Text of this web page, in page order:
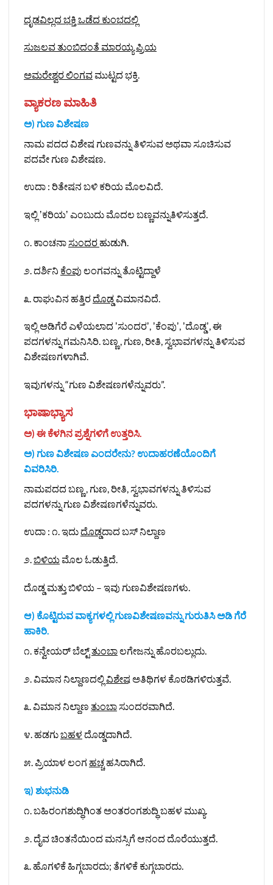
ದೃಢವಿಲ್ಲದ ಭಕ್ತಿ ಒಡೆದ ಕುಂಭದಲ್ಲಿ
ಸುಜಲವ ತುಂಬಿದಂತೆ ಮಾರಯ್ಯ ಪ್ರಿಯ
ಅಮರೇಶ್ವರ ಲಿಂಗವಮುಟ್ಟದ ಭಕ್ತಿ.
ವ್ಯಾಕರಣ ಮಾಹಿತಿ
ಅ) ಗುಣ ವಿಶೇಷಣ
ನಾಮ ಪದದ ವಿಶೇಷ ಗುಣವನ್ನು ತಿಳಿಸುವ ಅಥವಾ ಸೂಚಿಸುವ
ಪದವೇ ಗುಣ ವಿಶೇಷಣ.
ಉದಾ : ರಿತೇಷನ ಬಳಿ ಕರಿಯ ಮೊಲವಿದೆ.
ಇಲ್ಲಿ ʼಕರಿಯʼ ಎಂಬುದು ಮೊದಲ ಬಣ್ಣವನ್ನುತಿಳಿಸುತ್ತದೆ.
೧. ಕಾಂಚನಾಸುಂದರ ಹುಡುಗಿ.
೨. ದರ್ಶಿನಿ ಕೆಂಪು ಲಂಗವನ್ನು ತೊಟ್ಟಿದ್ದಾಳೆ
೩. ರಾಘುವಿನ ಹತ್ತಿರದೊಡ್ಡವಿಮಾನವಿದೆ.
ಇಲ್ಲಿ ಅಡಿಗೆರೆ ಎಳೆಯಲಾದ ʼಸುಂದರʼ, ʼಕೆಂಪುʼ, ʼದೊಡ್ಡʼ, ಈ
ಪದಗಳನ್ನು ಗಮನಿಸಿರಿ. ಬಣ್ಣ , ಗುಣ, ರೀತಿ, ಸ್ವಭಾವಗಳನ್ನು ತಿಳಿಸುವ
ವಿಶೇಷಣಗಳಾಗಿವೆ.
ಇವುಗಳನ್ನು “ಗುಣ ವಿಶೇಷಣಗಳೆನ್ನುವರು”.
ಭಾಷಾಭ್ಯಾಸ
ಅ) ಈ ಕೆಳಗಿನ ಪ್ರಶ್ನೆಗಳಿಗೆ ಉತ್ತರಿಸಿ.
ಅ) ಗುಣ ವಿಶೇಷಣ ಎಂದರೇನು? ಉದಾಹರಣೆಯೊಂದಿಗೆ
ವಿವರಿಸಿರಿ.
ನಾಮಪದದ ಬಣ್ಣ , ಗುಣ, ರೀತಿ, ಸ್ವಭಾವಗಳನ್ನು ತಿಳಿಸುವ
ಪದಗಳನ್ನು ಗುಣ ವಿಶೇಷಣಗಳೆನ್ನುವರು.
ಉದಾ : ೧. ಇದುದೊಡ್ಡದಾದ ಬಸ್‌ ನಿಲ್ದಾಣ
೨.ಬಿಳಿಯಮೊಲ ಓಡುತ್ತಿದೆ.
ದೊಡ್ಡ ಮತ್ತು ಬಿಳಿಯ – ಇವು ಗುಣವಿಶೇಷಣಗಳು.
ಆ) ಕೊಟ್ಟಿರುವ ವಾಕ್ಯಗಳಲ್ಲಿ ಗುಣವಿಶೇಷಣವನ್ನು ಗುರುತಿಸಿ ಅಡಿ ಗೆರೆ
ಹಾಕಿರಿ.
೧. ಕನ್ವೇಯರ್‌ ಬೆಲ್ಟ್‌ತುಂಬಾಲಗೇಜನ್ನು ಹೊರಬಲ್ಲುದು.
೨. ವಿಮಾನ ನಿಲ್ದಾಣದಲ್ಲಿವಿಶೇಷ ಅತಿಥಿಗಳ ಕೊಠಡಿಗಳಿರುತ್ತವೆ.
೩. ವಿಮಾನ ನಿಲ್ದಾಣ ತುಂಬಾಸುಂದರವಾಗಿದೆ.
೪. ಹಡಗುಬಹಳ ದೊಡ್ಡದಾಗಿದೆ.
೫. ಪ್ರಿಯಾಳ ಲಂಗ ಹಚ್ಚ ಹಸಿರಾಗಿದೆ.
ಇ) ಶುಭನುಡಿ
೧. ಬಹಿರಂಗಶುದ್ಧಿಗಿಂತ ಅಂತರಂಗಶುದ್ಧಿ ಬಹಳ ಮುಖ್ಯ.
೨. ದೈವ ಚಿಂತನೆಯಿಂದ ಮನಸ್ಸಿಗೆ ಆನಂದ ದೊರೆಯುತ್ತದೆ.
೩. ಹೊಗಳಿಕೆ ಹಿಗ್ಗಬಾರದು; ತೆಗಳಿಕೆ ಕುಗ್ಗಬಾರದು.